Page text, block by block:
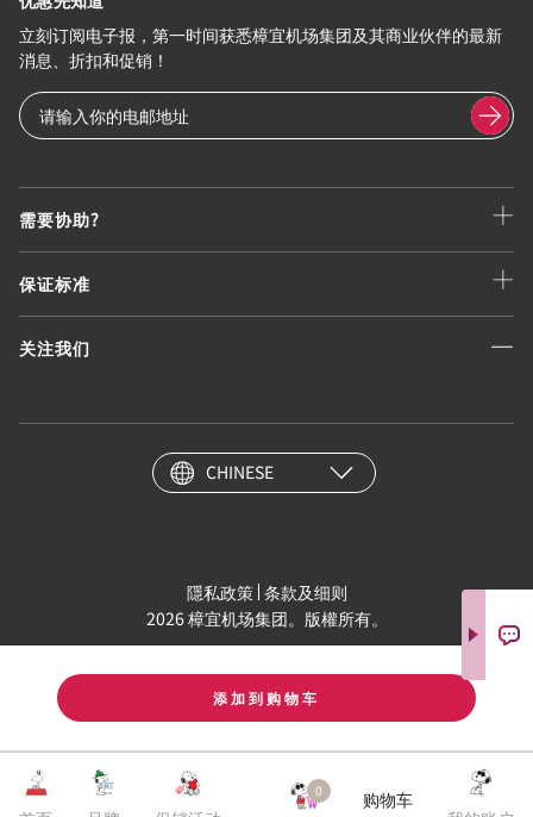
0
购物车
添加到购物车
需要协助?
保证标准
关注我们
立刻订阅电子报，第一时间获悉樟宜机场集团及其商业伙伴的最新
消息、折扣和促销！
CHINESE
隱私政策 条款及细则
2026 樟宜机场集团。版權所有。